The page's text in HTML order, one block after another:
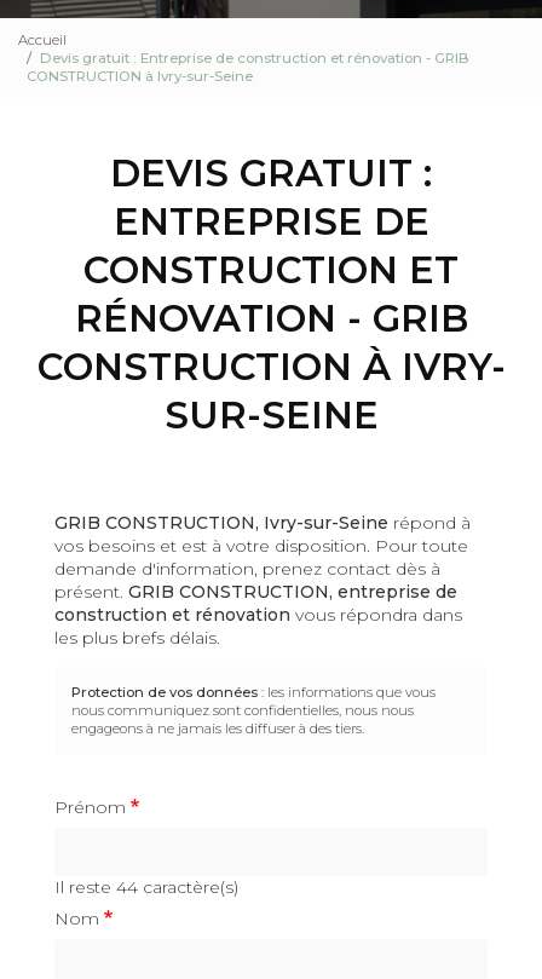
Accueil
Devis gratuit : Entreprise de construction et rénovation - GRIB
CONSTRUCTION à Ivry-sur-Seine
DEVIS GRATUIT :
ENTREPRISE DE
CONSTRUCTION ET
RÉNOVATION - GRIB
CONSTRUCTION À IVRY-
SUR-SEINE
GRIB CONSTRUCTION, Ivry-sur-Seine répond à
vos besoins et est à votre disposition. Pour toute
demande d'information, prenez contact dès à
présent. GRIB CONSTRUCTION, entreprise de
construction et rénovation vous répondra dans
les plus brefs délais.
Protection de vos données : les informations que vous
nous communiquez sont confidentielles, nous nous
engageons à ne jamais les diffuser à des tiers.
Prénom
Il reste 44 caractère(s)
Nom